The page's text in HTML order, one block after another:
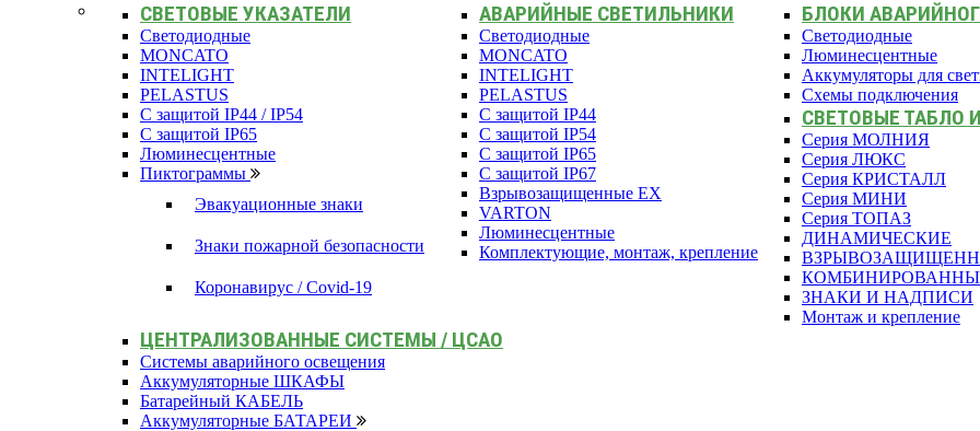
СВЕТОВЫЕ УКАЗАТЕЛИ
Светодиодные
MONCATO
INTELIGHT
PELASTUS
С защитой IP44 / IP54
С защитой IP65
Люминесцентные
Пиктограммы
Эвакуационные знаки
Знаки пожарной безопасности
Коронавирус / Covid-19
АВАРИЙНЫЕ СВЕТИЛЬНИКИ
Светодиодные
MONCATO
INTELIGHT
PELASTUS
С защитой IP44
С защитой IP54
С защитой IP65
С защитой IP67
Взрывозащищенные EX
VARTON
Люминесцентные
Комплектующие, монтаж, крепление
БЛОКИ
Светодиодные
Люминесцентные
Аккумуляторы для
Схемы подключения
СВЕТОВЫЕ ТАБЛО
Серия МОЛНИЯ
Серия ЛЮКС
Серия КРИСТАЛЛ
Серия МИНИ
Серия ТОПАЗ
ДИНАМИЧЕСКИЕ
ЗНАКИ И НАДПИСИ
Монтаж и крепление
ЦЕНТРАЛИЗОВАННЫЕ СИСТЕМЫ / ЦСАО
Системы аварийного освещения
Аккумуляторные ШКАФЫ
Батарейный КАБЕЛЬ
Аккумуляторные БАТАРЕИ